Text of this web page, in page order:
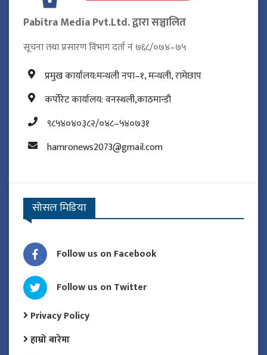
Pabitra Media Pvt.Ltd. द्वारा सञ्चालित
सूचना तथा प्रसारण विभाग दर्ता नं ७६८/०७४–७५
प्रमुख कार्यालय:मन्थली नपा–१, मन्थली, रामेछाप
कर्पोरेट कार्यालय: वनस्थली,काठमान्डौ
९८५४०४०३८२/०४८–५४०७३१
hamronews2073@gmail.com
सोसल मिडिया
Follow us on Facebook
Follow us on Twitter
Privacy Policy
हाम्रो बारेमा